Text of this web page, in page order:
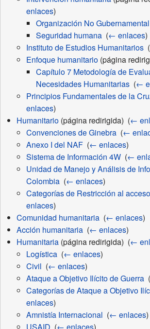
enlaces)
Organización No Gubernamental
Seguridad humana‎ (← enlaces)
Instituto de Estudios Humanitarios‎ (
Enfoque humanitario(página
Capítulo 7 Metodología de
Necesidades Humanitarias‎ (←
Principios Fundamentales de la
enlaces)
Humanitario(página redirigida) ‎ (←
Convenciones de Ginebra‎ (←
Anexo I del NAF‎ (← enlaces)
Sistema de Información 4W‎ (←
Unidad de Manejo y Análisis de
Colombia‎ (← enlaces)
Categorías de Restricción al
enlaces)
Comunidad humanitaria‎ (← enlaces)
Acción humanitaria‎ (← enlaces)
Humanitaria(página redirigida) ‎ (←
Logística‎ (← enlaces)
Civil (← enlaces)
Ataque a Objetivo Ilícito de Guerra‎ (
Categorías de Ataque a Objetivo
enlaces)
Amnistía Internacional (← enlaces)